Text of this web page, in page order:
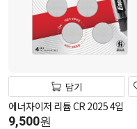
담기
에너자이저 리튬 CR 2025 4입
9,500원